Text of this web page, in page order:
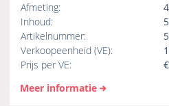
Afmeting:
Inhoud:
Artikelnummer:
Verkoopeenheid (VE):
1
Prijs per VE:
€
Meer informatie